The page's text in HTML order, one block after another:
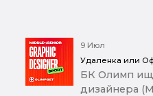
9 Июл
Удаленка или
БК Олимп
дизайнера